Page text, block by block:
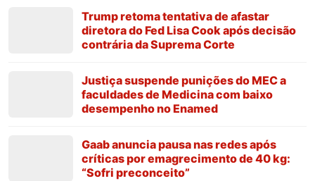
Trump retoma tentativa de afastar
diretora do Fed Lisa Cook após decisão
contrária da Suprema Corte
Justiça suspende punições do MEC a
faculdades de Medicina com baixo
desempenho no Enamed
Gaab anuncia pausa nas redes após
críticas por emagrecimento de 40 kg:
“Sofri preconceito”